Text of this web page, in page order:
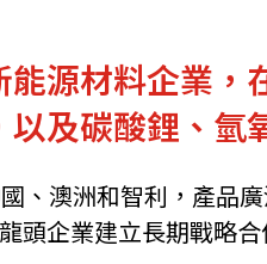
新資本投資者入
源材料企業
及碳酸鋰、氫
、澳洲和智利，產品
頭企業建立長期戰略